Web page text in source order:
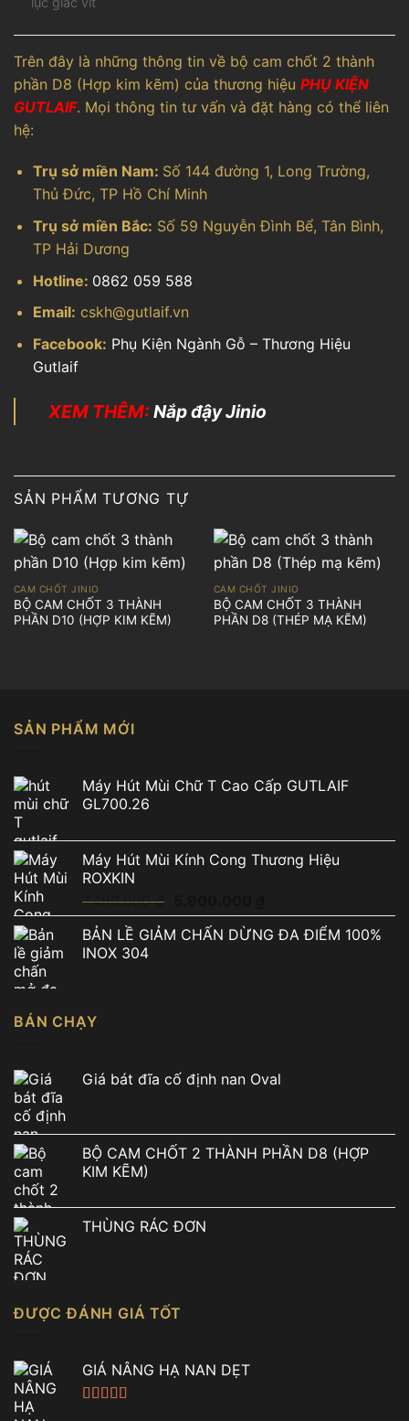
Trên đây là những thông tin về bộ cam chốt 2 thành
phần D8 (Hợp kim kẽm) của thương hiệu PHỤ KIỆN
GUTLAIF. Mọi thông tin tư vấn và đặt hàng có thể liên
hệ:
Trụ sở miền Nam: Số 144 đường 1, Long Trường,
Thủ Đức, TP Hồ Chí Minh
Trụ sở miền Bắc: Số 59 Nguyễn Đình Bể, Tân Bình,
TP Hải Dương
Hotline: 0862 059 588
Email: cskh@gutlaif.vn
Facebook: Phụ Kiện Ngành Gỗ – Thương Hiệu
Gutlaif
XEM THÊM:Nắp đậy Jinio
SẢN PHẨM TƯƠNG TỰ
CAM CHỐT JINIO
BỘ CAM CHỐT 3 THÀNH
PHẦN D10 (HỢP KIM KẼM)
CAM CHỐT JINIO
BỘ CAM CHỐT 3 THÀNH
PHẦN D8 (THÉP MẠ KẼM)
SẢN PHẨM MỚI
Máy Hút Mùi Chữ T Cao Cấp GUTLAIF
GL700.26
Máy Hút Mùi Kính Cong Thương Hiệu
ROXKIN
7.490.000₫
gốc
là:
hiện
tại
BẢN LỀ GIẢM CHẤN DỪNG ĐA ĐIỂM 100%
INOX 304
BÁN CHẠY
Giá bát đĩa cố định nan Oval
BỘ CAM CHỐT 2 THÀNH PHẦN D8 (HỢP
KIM KẼM)
THÙNG RÁC ĐƠN
ĐƯỢC ĐÁNH GIÁ TỐT
GIÁ NÂNG HẠ NAN DẸT